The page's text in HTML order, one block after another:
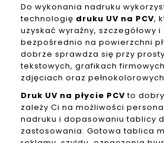
Do wykonania nadruku
technologię druku UV na PCV,
uzyskać wyraźny, szczegółowy
bezpośrednio na powierzchni
dobrze sprawdza się przy
tekstowych, grafikach
zdjęciach oraz
Druk UV na płycie PCVto
zależy Ci na możliwości
nadruku i dopasowaniu tablicy
zastosowania. Gotowa tablica